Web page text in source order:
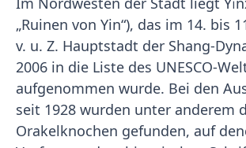
„Ruinen von Yin“), das im 14. bis
v. u. Z. Hauptstadt der Shang-
2006 in die Liste des UNESCO-
aufgenommen wurde. Bei den
seit 1928 wurden unter anderem
Orakelknochen gefunden, auf